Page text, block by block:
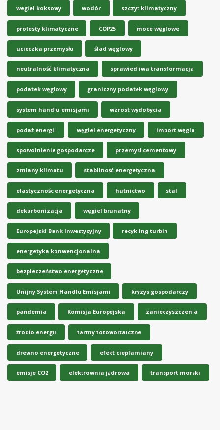
wegiel koksowy wodór szczyt klimatyczny
protesty klimatyczne COP25 moce węglowe
ucieczka przemysłu ślad węglowy
neutralność klimatyczna sprawiedliwa transformacja
podatek węglowy graniczny podatek węglowy
system handlu emisjami wzrost wydobycia
podaż energii węgiel energetyczny import węgla
spowolnienie gospodarcze przemysł cementowy
zmiany klimatu stabilność energetyczna
elastycznośc energetyczna hutnictwo stal
dekarbonizacja węgiel brunatny
Europejski Bank Inwestycyjny recykling turbin
energetyka konwencjonalna
bezpieczeństwo energetyczne
Unijny System Handlu Emisjami kryzys gospodarczy
pandemia Komisja Europejska zanieczyszczenia
źródło energii farmy fotowoltaiczne
drewno energetyczne efekt cieplarniany
emisje CO2 elektrownia jądrowa transport morski